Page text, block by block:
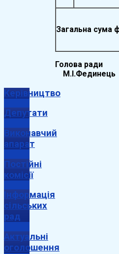
Загальна сума
М.І.Фединець
Керівництво
Депутати
Виконавчий
апарат
Постійні
комісії
Інформація
сільських
рад
Актуальні
оголошення